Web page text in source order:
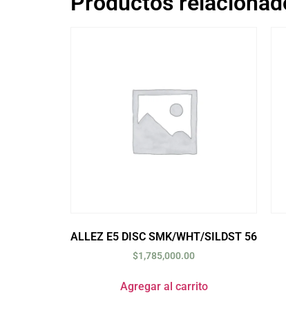
ALLEZ E5 DISC SMK/WHT/SILDST 56
$1,785,000.00
Agregar al carrito